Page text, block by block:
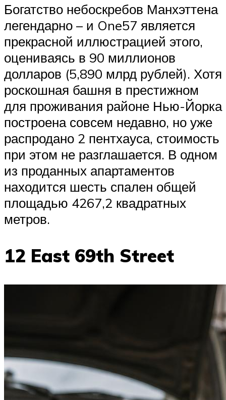
Богатство небоскребов Манхэттена
легендарно – и One57 является
прекрасной иллюстрацией этого,
оцениваясь в 90 миллионов
долларов (5,890 млрд рублей). Хотя
роскошная башня в престижном
для проживания районе Нью-Йорка
построена совсем недавно, но уже
распродано 2 пентхауса, стоимость
при этом не разглашается. В одном
из проданных апартаментов
находится шесть спален общей
площадью 4267,2 квадратных
метров.
12 East 69th Street